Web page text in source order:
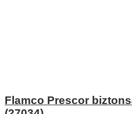
Flamco Prescor